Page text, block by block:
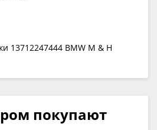
13712247444 BMW M & H
покупают